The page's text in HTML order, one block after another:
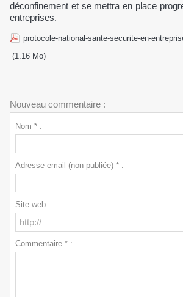
déconfinement et se mettra en place
entreprises.
protocole-national-sante-securite-en-
(1.16 Mo)
Nouveau commentaire :
Nom * :
Adresse email (non publiée) * :
Site web :
Commentaire * :